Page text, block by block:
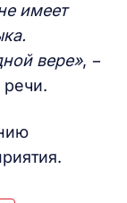
имеет
вере», −